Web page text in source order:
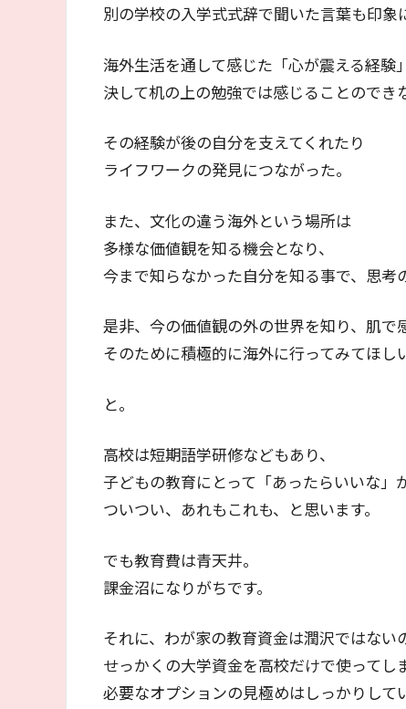
別の学校の入学式式辞で聞いた言葉も印象
海外生活を通して感じた「心が震える経験
決して机の上の勉強では感じることのでき
その経験が後の自分を支えてくれたり
ライフワークの発見につながった。
また、文化の違う海外という場所は
多様な価値観を知る機会となり、
今まで知らなかった自分を知る事で、思考
是非、今の価値観の外の世界を知り、肌で
そのために積極的に海外に行ってみてほし
と。
高校は短期語学研修などもあり、
子どもの教育にとって「あったらいいな」
ついつい、あれもこれも、と思います。
でも教育費は青天井。
課金沼になりがちです。
それに、わが家の教育資金は潤沢ではない
せっかくの大学資金を高校だけで使ってし
必要なオプションの見極めはしっかりして